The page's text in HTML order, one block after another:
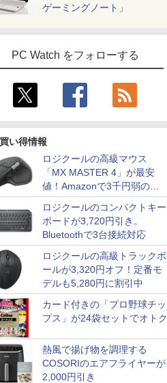
ゲーミングノート」
PC Watch をフォローする
い得情報
ロジクールの高級マウス
「MX MASTER 4」が最安
値！Amazonで3千円弱の割
引
ロジクールのコンパクトキー
ボードが3,720円引き。
Bluetoothで3台接続対応
ロジクールの高級トラックボ
ールが3,320円オフ！定番モ
デルも5,280円に割引中
カード付きの「プロ野球チッ
プス」が24袋セットでオトク
熱風で揚げ物を調理する
COSORIのエアフライヤーが
2,000円引き